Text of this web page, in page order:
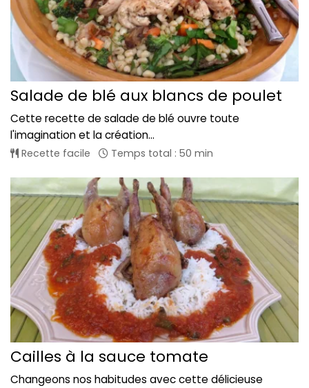
Salade de blé aux blancs de poulet
Cette recette de salade de blé ouvre toute
l'imagination et la création...
Recette facile Temps total : 50 min
Cailles à la sauce tomate
Changeons nos habitudes avec cette délicieuse